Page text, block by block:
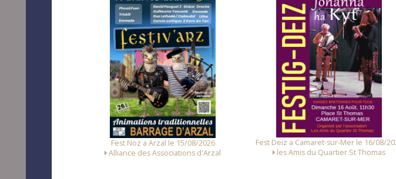
Fest Noz a Arzal le 15/08/2026
Alliance des Associations d'Arzal
Fest Deiz a Camaret-sur-Mer le 16/08/2026
les Amis du Quartier St Thomas